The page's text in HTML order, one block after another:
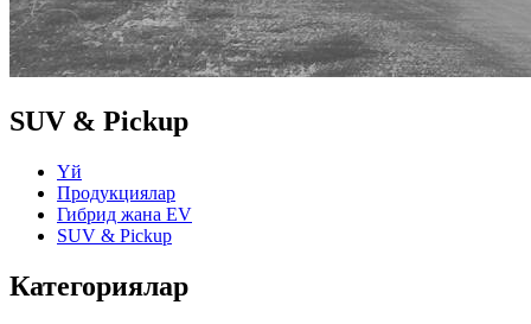
SUV & Pickup
Үй
Продукциялар
Гибрид жана EV
SUV & Pickup
Категориялар